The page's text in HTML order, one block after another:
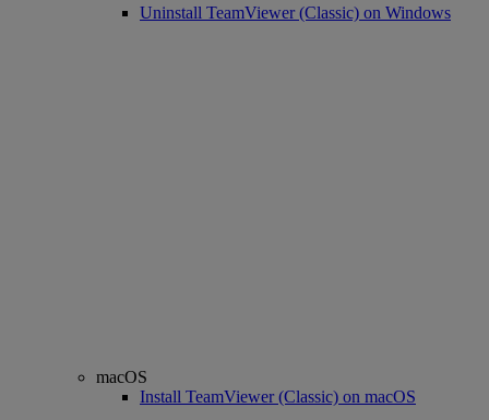
Uninstall TeamViewer (Classic) on Windows
macOS
Install TeamViewer (Classic) on macOS